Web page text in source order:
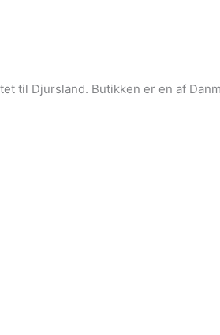
til Djursland. Butikken er en af